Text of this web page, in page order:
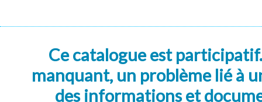
Ce catalogue est
manquant, un problème lié à
des informations et